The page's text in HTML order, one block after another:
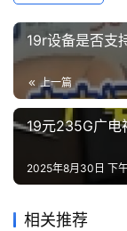
19r设备是否支
上一篇
19元235G广电
2025年8月30日 下
相关推荐